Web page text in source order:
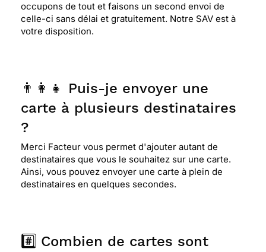
occupons de tout et faisons un second envoi de
celle-ci sans délai et gratuitement. Notre SAV est à
votre disposition.
👨‍👩‍👧 Puis-je envoyer une
carte à plusieurs destinataires
?
Merci Facteur vous permet d'ajouter autant de
destinataires que vous le souhaitez sur une carte.
Ainsi, vous pouvez envoyer une carte à plein de
destinataires en quelques secondes.
#️⃣ Combien de cartes sont